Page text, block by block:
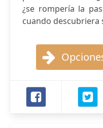
¿se rompería la
cuando descubriera